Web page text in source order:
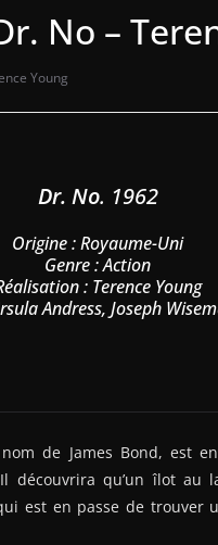
No –
Young
Dr. No. 1962
Origine : Royaume-Uni
Genre : Action
: Terence Young
Andress, Joseph
de James Bond, est
découvrira qu’un îlot au
est en passe de trouver